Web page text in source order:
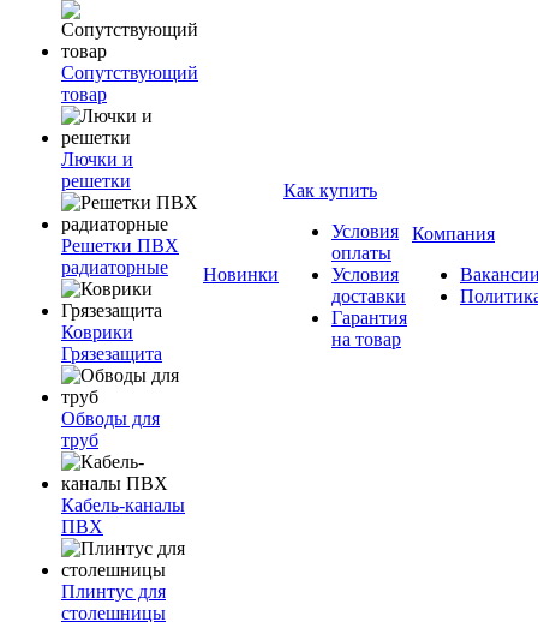
Сопутствующий
товар
Лючки и
решетки
Решетки ПВХ
радиаторные
Коврики
Грязезащита
Обводы для
труб
Кабель-каналы
ПВХ
Плинтус для
столешницы
Новинки
Как купить
Условия
оплаты
Условия
доставки
Гарантия
на товар
Компания